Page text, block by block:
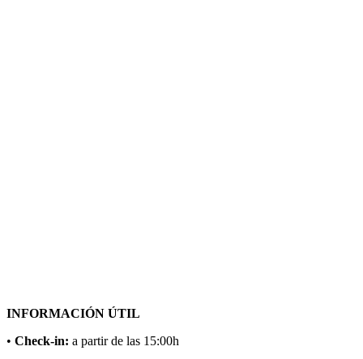
INFORMACIÓN ÚTIL
• Check-in: a partir de las 15:00h